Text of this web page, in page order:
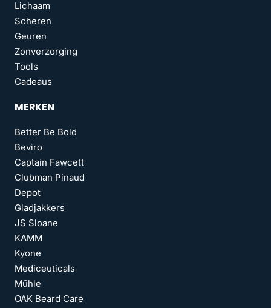
Lichaam
Scheren
Geuren
Zonverzorging
Tools
Cadeaus
MERKEN
Better Be Bold
Beviro
Captain Fawcett
Clubman Pinaud
Depot
Gladjakkers
JS Sloane
KAMM
Kyone
Mediceuticals
Mühle
OAK Beard Care